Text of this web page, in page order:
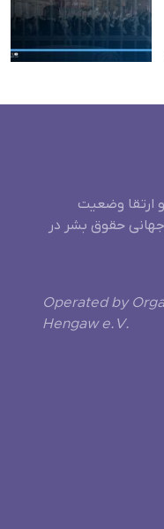
ارتقا وضعیت
حقوق بشر در
Operated by
Hengaw e.V.